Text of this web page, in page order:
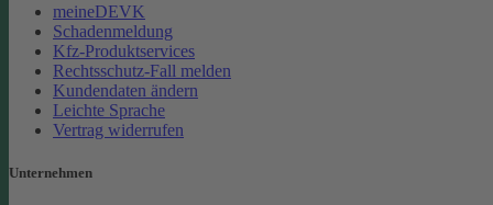
meineDEVK
Schadenmeldung
Kfz-Produktservices
Rechtsschutz-Fall melden
Kundendaten ändern
Leichte Sprache
Vertrag widerrufen
Unternehmen